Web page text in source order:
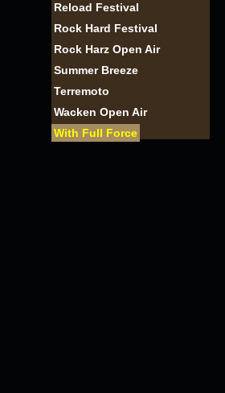
Reload Festival
Rock Hard Festival
Rock Harz Open Air
Summer Breeze
Terremoto
Wacken Open Air
With Full Force